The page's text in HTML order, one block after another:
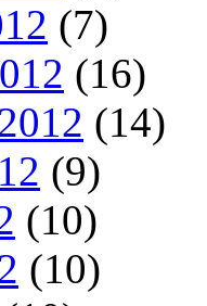
(7)
(16)
(14)
(9)
(10)
(10)